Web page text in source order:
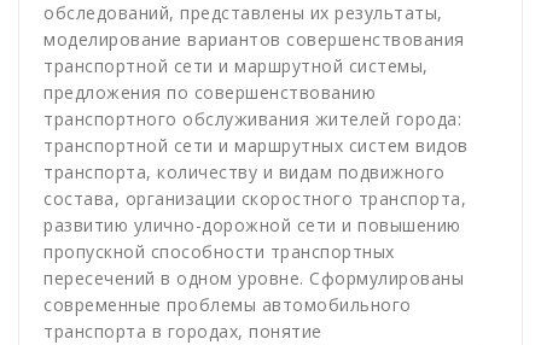
обследований, представлены их результаты,
моделирование вариантов совершенствования
транспортной сети и маршрутной системы,
предложения по совершенствованию
транспортного обслуживания жителей города:
транспортной сети и маршрутных систем видов
транспорта, количеству и видам подвижного
состава, организации скоростного транспорта,
развитию улично-дорожной сети и повышению
пропускной способности транспортных
пересечений в одном уровне. Сформулированы
современные проблемы автомобильного
транспорта в городах, понятие